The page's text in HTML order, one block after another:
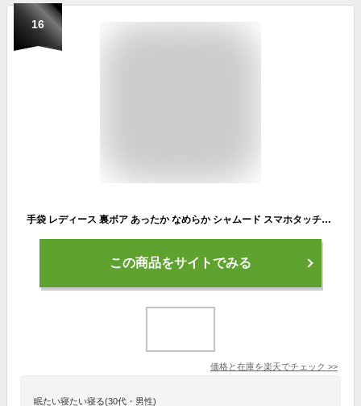
16
手袋 レディース 裏ボア あったか なめらか シャムード スマホタッチ対応 手袋 かわいい おしゃれ あったたかい 7色 手袋 グローブ プレゼント 送料無料
この商品をサイトでみる
価格と在庫を楽天でチェック >>
眠たい寝たい寝る(30代・男性)